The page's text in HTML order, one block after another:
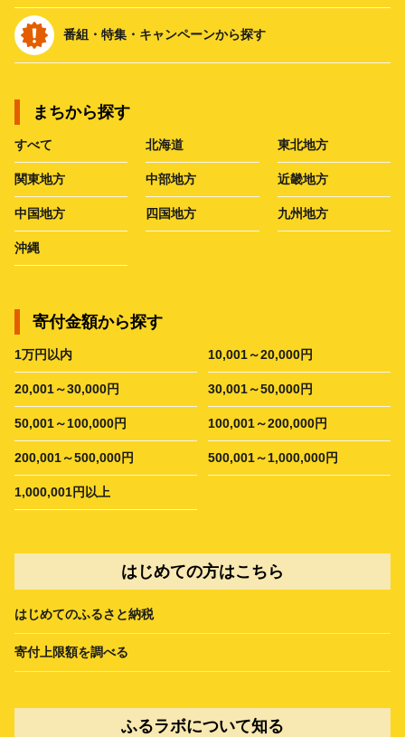
番組・特集・キャンペーンから探す
まちから探す
すべて 北海道 東北地方
関東地方 中部地方 近畿地方
中国地方 四国地方 九州地方
沖縄
寄付金額から探す
1万円以内 10,001～20,000円
20,001～30,000円 30,001～50,000円
50,001～100,000円 100,001～200,000円
200,001～500,000円 500,001～1,000,000円
1,000,001円以上
はじめての方はこちら
はじめてのふるさと納税
寄付上限額を調べる
ふるラボについて知る